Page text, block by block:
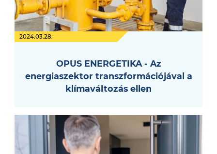
2024.03.28.
OPUS ENERGETIKA - Az
energiaszektor transzformációjával a
klímaváltozás ellen